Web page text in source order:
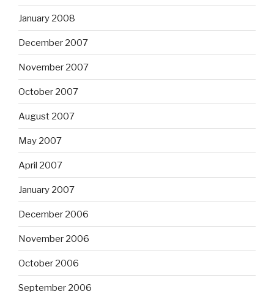
January 2008
December 2007
November 2007
October 2007
August 2007
May 2007
April 2007
January 2007
December 2006
November 2006
October 2006
September 2006